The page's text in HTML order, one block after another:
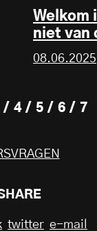
Welkom
niet van
08.06.2025
4 5 6 7
twitter e-mail